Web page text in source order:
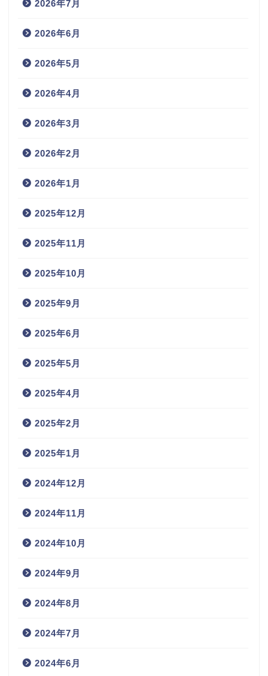
2026年7月
2026年6月
2026年5月
2026年4月
2026年3月
2026年2月
2026年1月
2025年12月
2025年11月
2025年10月
2025年9月
2025年6月
2025年5月
2025年4月
2025年2月
2025年1月
2024年12月
2024年11月
2024年10月
2024年9月
2024年8月
2024年7月
2024年6月